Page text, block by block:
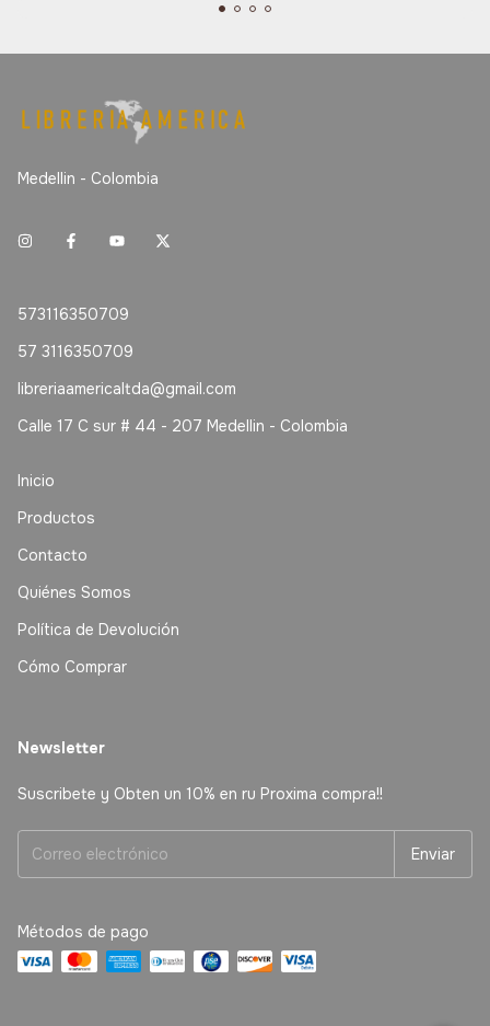
Medellin - Colombia
573116350709
57 3116350709
libreriaamericaltda@gmail.com
Calle 17 C sur # 44 - 207 Medellin - Colombia
Inicio
Productos
Contacto
Quiénes Somos
Política de Devolución
Cómo Comprar
Newsletter
Suscribete y Obten un 10% en ru Proxima compra!!
Métodos de pago